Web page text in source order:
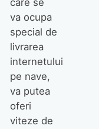
care se
va ocupa
special de
livrarea
internetului
pe nave,
va putea
oferi
viteze de